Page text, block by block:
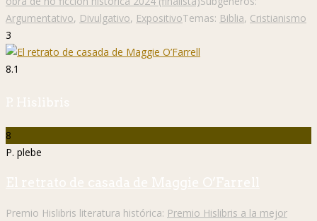
Argumentativo, Divulgativo, ExpositivoTemas: Biblia, Cristianismo
3
8.1
P. Hislibris
8
P. plebe
El retrato de casada de Maggie O’Farrell
Premio Hislibris literatura histórica: Premio Hislibris a la mejor